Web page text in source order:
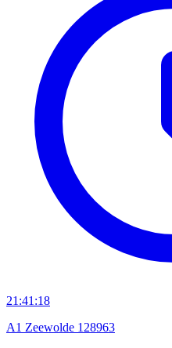
21:41:18
A1 Zeewolde 128963